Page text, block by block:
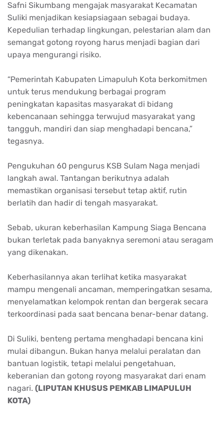
Safni Sikumbang mengajak masyarakat Kecamatan
Suliki menjadikan kesiapsiagaan sebagai budaya.
Kepedulian terhadap lingkungan, pelestarian alam dan
semangat gotong royong harus menjadi bagian dari
upaya mengurangi risiko.
“Pemerintah Kabupaten Limapuluh Kota berkomitmen
untuk terus mendukung berbagai program
peningkatan kapasitas masyarakat di bidang
kebencanaan sehingga terwujud masyarakat yang
tangguh, mandiri dan siap menghadapi bencana,”
tegasnya.
Pengukuhan 60 pengurus KSB Sulam Naga menjadi
langkah awal. Tantangan berikutnya adalah
memastikan organisasi tersebut tetap aktif, rutin
berlatih dan hadir di tengah masyarakat.
Sebab, ukuran keberhasilan Kampung Siaga Bencana
bukan terletak pada banyaknya seremoni atau seragam
yang dikenakan.
Keberhasilannya akan terlihat ketika masyarakat
mampu mengenali ancaman, memperingatkan sesama,
menyelamatkan kelompok rentan dan bergerak secara
terkoordinasi pada saat bencana benar-benar datang.
Di Suliki, benteng pertama menghadapi bencana kini
mulai dibangun. Bukan hanya melalui peralatan dan
bantuan logistik, tetapi melalui pengetahuan,
keberanian dan gotong royong masyarakat dari enam
nagari. (LIPUTAN KHUSUS PEMKAB LIMAPULUH
KOTA)